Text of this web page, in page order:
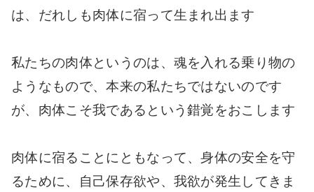
は、だれしも肉体に宿って生まれ出ます
私たちの肉体というのは、魂を入れる乗り物の
ようなもので、本来の私たちではないのです
が、肉体こそ我であるという錯覚をおこします
肉体に宿ることにともなって、身体の安全を守
るために、自己保存欲や、我欲が発生してきま